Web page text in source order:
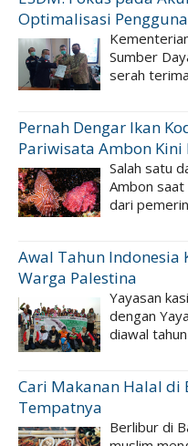
Optimalisasi
Sumber
serah
Pernah Dengar Ikan
Pariwisata Ambon
Salah satu
Ambon
dari
Awal Tahun
Warga Palestina
Yayasan
dengan
diawal
Cari Makanan Halal di
Tempatnya
Berlibur di